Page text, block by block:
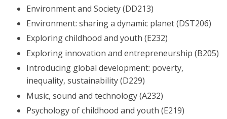
Environment and Society (DD213)
Environment: sharing a dynamic planet (DST206)
Exploring childhood and youth (E232)
Exploring innovation and entrepreneurship (B205)
Introducing global development: poverty,
inequality, sustainability (D229)
Music, sound and technology (A232)
Psychology of childhood and youth (E219)